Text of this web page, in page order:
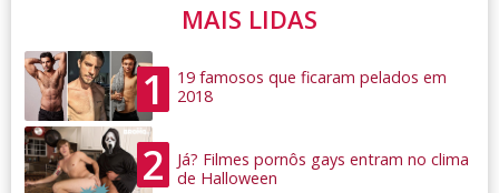
MAIS LIDAS
1
19 famosos que ficaram pelados em
2018
2
Já? Filmes pornôs gays entram no clima
de Halloween